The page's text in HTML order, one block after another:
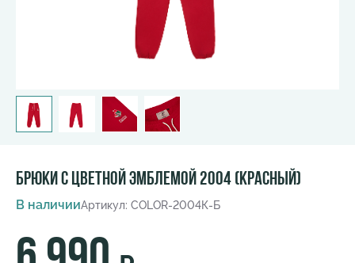
Брюки с цветной эмблемой 2004 (красный)
В наличииАртикул: COLOR-2004К-Б